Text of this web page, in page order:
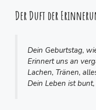
Der Duft der
Dein Geburtstag,
Erinnert uns an
Lachen, Tränen,
Dein Leben ist